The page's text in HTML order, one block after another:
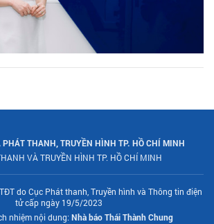
PHÁT THANH, TRUYỀN HÌNH TP. HỒ CHÍ MINH
VÀ TRUYỀN HÌNH TP. HỒ CHÍ MINH
do Cục Phát thanh, Truyền hình và Thông tin điện
tử cấp ngày 19/5/2023
nhiệm nội dung: Nhà báo Thái Thành Chung